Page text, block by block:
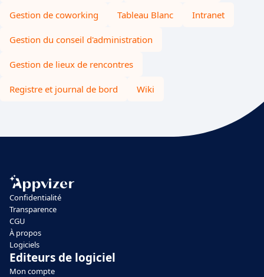
Gestion de coworking Tableau Blanc Intranet
Gestion du conseil d'administration
Gestion de lieux de rencontres
Registre et journal de bord Wiki
Confidentialité
Transparence
CGU
À propos
Logiciels
Editeurs de logiciel
Mon compte